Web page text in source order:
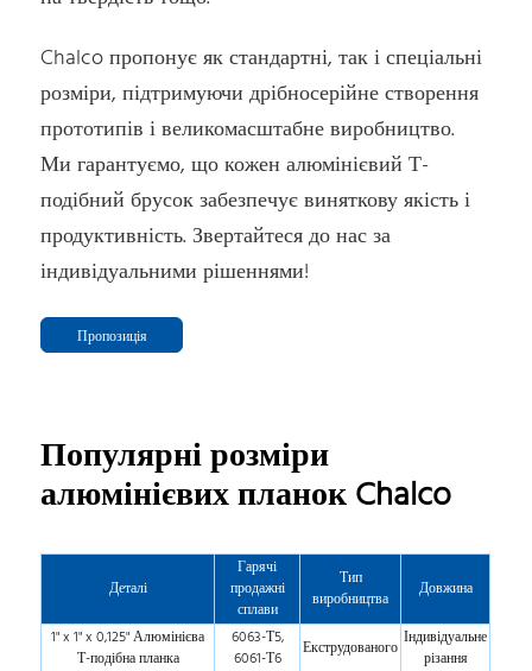
Chalco пропонує як стандартні, так і спеціальні
розміри, підтримуючи дрібносерійне створення
прототипів і великомасштабне виробництво.
Ми гарантуємо, що кожен алюмінієвий Т-
подібний брусок забезпечує виняткову якість і
продуктивність. Звертайтеся до нас за
індивідуальними рішеннями!
Пропозиція
Популярні розміри
алюмінієвих планок Chalco
Деталі
Гарячі
продажні
сплави
Тип
виробництва
Довжина
1" x 1" x 0,125" Алюмінієва
Т-подібна планка
6063-Т5,
6061-Т6
Екструдованого Індивідуальне
різання